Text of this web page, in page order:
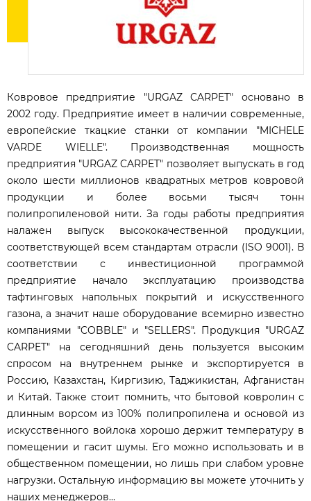
Ковровое предприятие "URGAZ CARPET" основано в
2002 году. Предприятие имеет в наличии современные,
европейские ткацкие станки от компании "MICHELE
VARDE WIELLE". Производственная мощность
предприятия "URGAZ CARPET" позволяет выпускать в год
около шести миллионов квадратных метров ковровой
продукции и более восьми тысяч тонн
полипропиленовой нити. За годы работы предприятия
налажен выпуск высококачественной продукции,
соответствующей всем стандартам отрасли (ISO 9001). В
соответствии с инвестиционной программой
предприятие начало эксплуатацию производства
тафтинговых напольных покрытий и искусственного
газона, а значит наше оборудование всемирно известно
компаниями "COBBLE" и "SELLERS". Продукция "URGAZ
CARPET" на сегодняшний день пользуется высоким
спросом на внутреннем рынке и экспортируется в
Россию, Казахстан, Киргизию, Таджикистан, Афганистан
и Китай. Также стоит помнить, что бытовой ковролин с
длинным ворсом из 100% полипропилена и основой из
искусственного войлока хорошо держит температуру в
помещении и гасит шумы. Его можно использовать и в
общественном помещении, но лишь при слабом уровне
нагрузки. Остальную информацию вы можете уточнить у
наших менеджеров...